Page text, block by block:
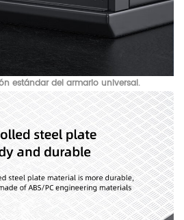
estándar del armario universal.